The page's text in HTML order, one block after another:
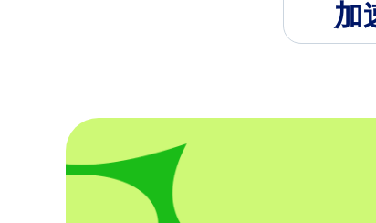
加